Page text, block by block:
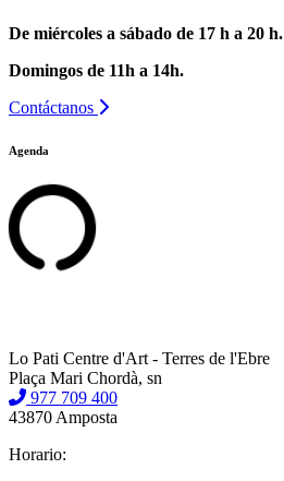
De miércoles a sábado de 17 h a 20 h.
Domingos de 11h a 14h.
Contáctanos
Agenda
Lo Pati Centre d'Art - Terres de l'Ebre
Plaça Mari Chordà, sn
977 709 400
43870 Amposta
Horario: